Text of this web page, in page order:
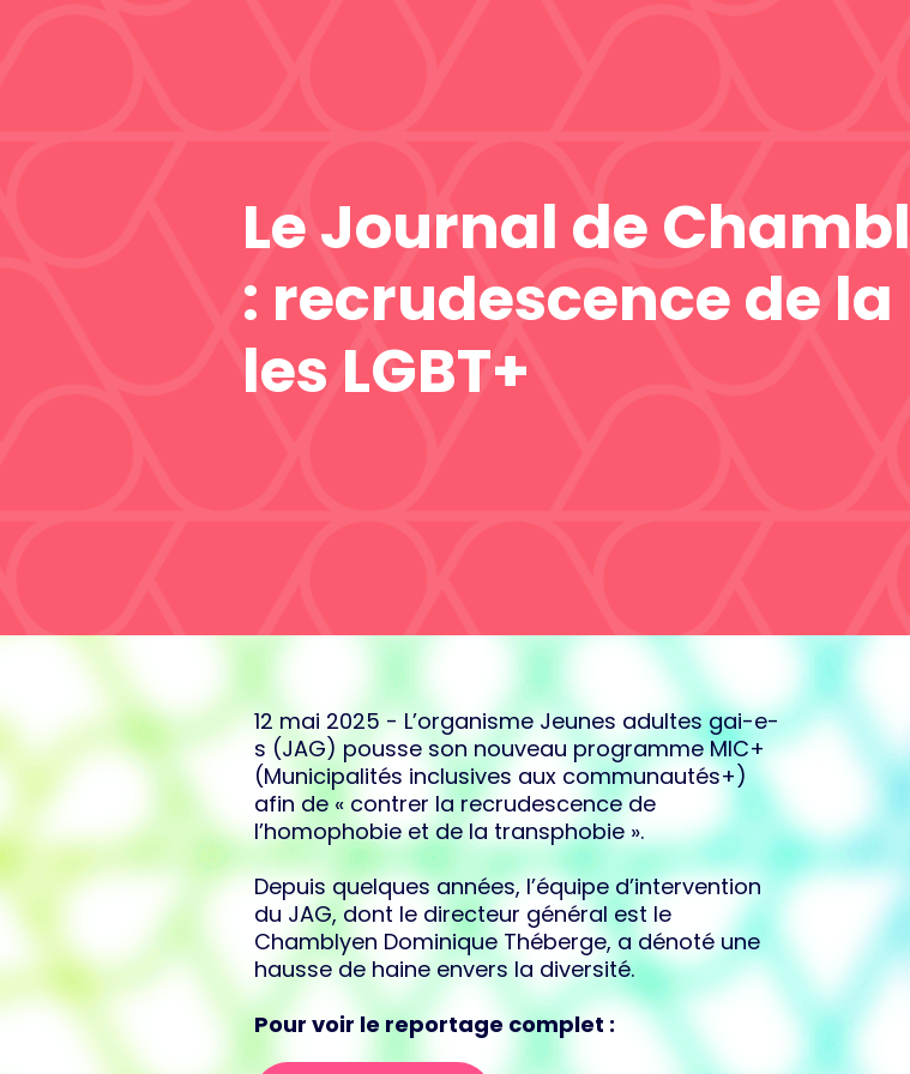
Le Journal de
: recrudescence de
les LGBT+
12 mai 2025 - L’organisme Jeunes adultes gai-e-
s (JAG) pousse son nouveau programme MIC+
(Municipalités inclusives aux communautés+)
afin de « contrer la recrudescence de
l’homophobie et de la transphobie ».
Depuis quelques années, l’équipe d’intervention
du JAG, dont le directeur général est le
Chamblyen Dominique Théberge, a dénoté une
hausse de haine envers la diversité.
Pour voir le reportage complet :